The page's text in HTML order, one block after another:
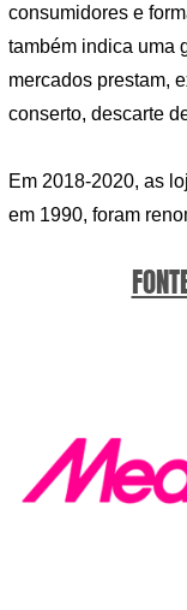
consumidores e
também indica uma
mercados prestam,
conserto, descarte
Em 2018-2020, as
em 1990, foram